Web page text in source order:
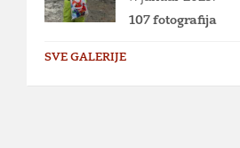
107 fotografija
SVE GALERIJE